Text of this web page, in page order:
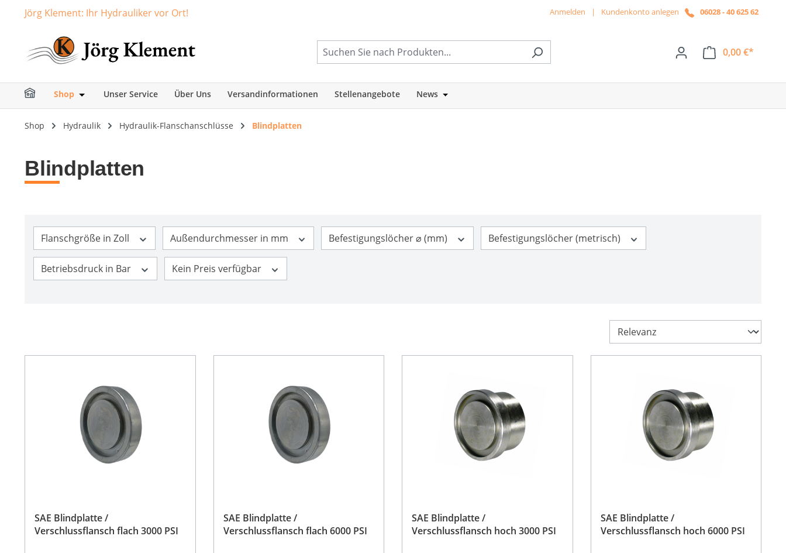
Zur Hauptnavigation springen
Jörg Klement: Ihr Hydrauliker vor Ort! Anmelden | Kundenkonto anlegen 06028 - 40 625 62
0,00 €*
Shop Öffne oder Schließe das Dropdown der Kategorie Shop
Unser Service Über Uns Versandinformationen Stellenangebote News Öffne oder Schließe das Dropdown der Kategorie News
Shop Hydraulik Hydraulik-Flanschanschlüsse Blindplatten
Blindplatten
Flanschgröße in Zoll Außendurchmesser in mm Befestigungslöcher ⌀ (mm) Befestigungslöcher (metrisch)
Betriebsdruck in Bar Kein Preis verfügbar
SAE Blindplatte /
Verschlussflansch flach 3000 PSI
SAE Blindplatte /
Verschlussflansch flach 6000 PSI
SAE Blindplatte /
Verschlussflansch hoch 3000 PSI
SAE Blindplatte /
Verschlussflansch hoch 6000 PSI